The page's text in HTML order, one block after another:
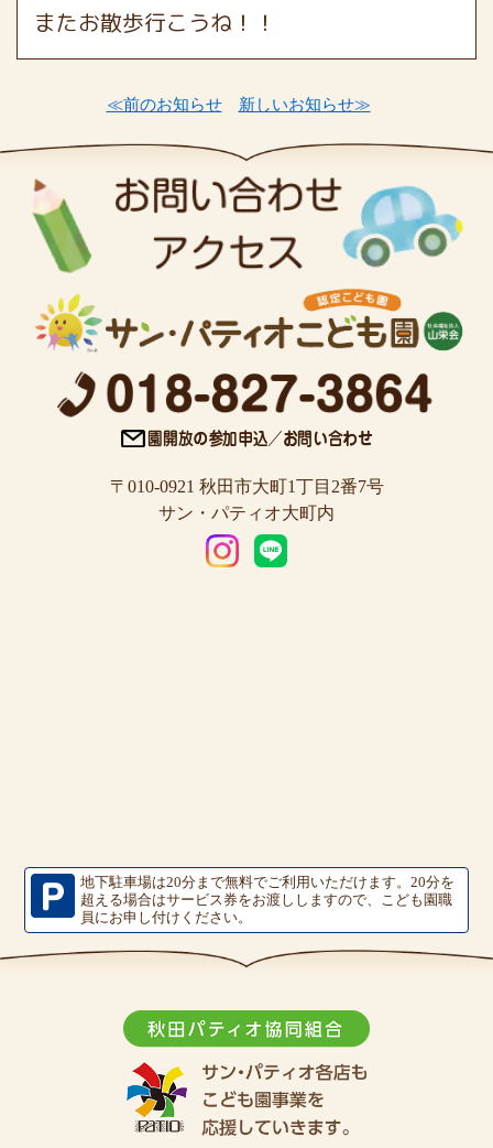
またお散歩行こうね！！
≪前のお知らせ 新しいお知らせ≫
〒010-0921 秋田市大町1丁目2番7号
サン・パティオ大町内
地下駐車場は20分まで無料でご利用いただけます。20分を
超える場合はサービス券をお渡ししますので、こども園職
員にお申し付けください。